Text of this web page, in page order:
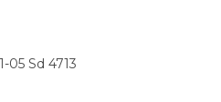
05 Sd 4713